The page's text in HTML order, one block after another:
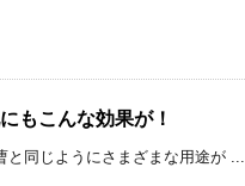
もこんな効果が！
と同じようにさまざまな用途が ...